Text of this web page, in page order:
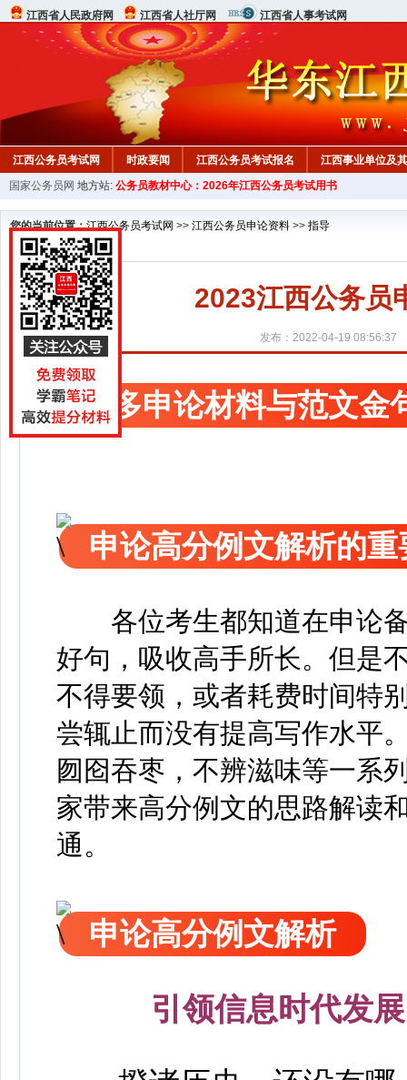
江西省人民政府网 江西省人社厅网 江西省人事考试网
江西公务员考试网 时政要闻 江西公务员考试报名 江西事业单位及
行测真题 在线咨询 教材中心
国家公务员网 地方站: 公务员教材中心：2026年江西公务员考试用书
您的当前位置：江西公务员考试网 >> 江西公务员申论资料 >> 指导
2023江西公务员
发布：2022-04-19 08:56:37
更多申论材料与范文金
申论高分例文解析的重
各位考生都知道在申论
好句，吸收高手所长。但是
不得要领，或者耗费时间特
尝辄止而没有提高写作水平
囫囵吞枣，不辨滋味等一系
家带来高分例文的思路解读
通。
申论高分例文解析
引领信息时代发